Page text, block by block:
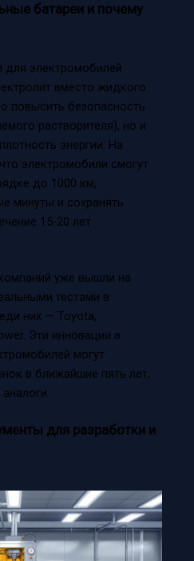
батареи и почему
для электромобилей
вместо жидкого.
повысить безопасность
растворителя), но и
энергии. На
электромобили смогут
до 1000 км,
минуты и сохранять
15-20 лет
уже вышли на
тестами в
них — Toyota,
Эти инновации в
могут
в ближайшие пять лет,
для разработки и